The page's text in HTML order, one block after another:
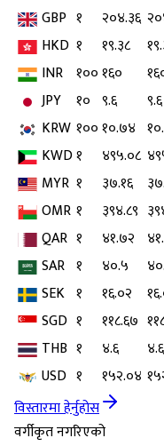
GBP १ २०४.३६
HKD १ १९.३८
INR १००१६०
JPY
१० ९.६
९.६
KRW १००१०.७४
KWD१ ४९५.०८
MYR १ ३७.१६
OMR १ ३९४.८९
QAR १ ४१.७२
SAR १ ४०.५
SEK १ १६.०२
SGD १ ११८.६७
THB १ ४.६
४.६
USD १ १५२.०४
विस्तारमा हेर्नुहोस
वर्गीकृत नगरिएको